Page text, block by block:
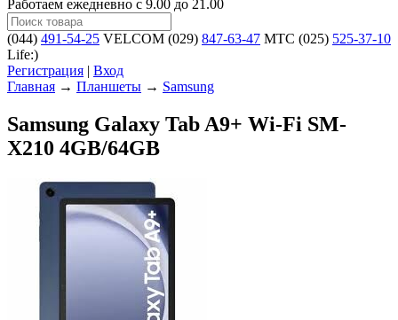
Работаем ежедневно с 9.00 до 21.00
(044) 491-54-25 VELCOM (029) 847-63-47 MTC (025) 525-37-10
Life:)
Регистрация | Вход
Главная → Планшеты → Samsung
Samsung Galaxy Tab A9+ Wi-Fi SM-
X210 4GB/64GB